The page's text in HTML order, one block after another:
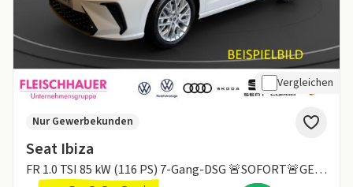
Vergleichen
Seat Ibiza
FR 1.0 TSI 85 kW (116 PS) 7-Gang-DSG 🚨SOFORT🚨GEWERBE🚨MEGADEAL🚨
Nur Gewerbekunden